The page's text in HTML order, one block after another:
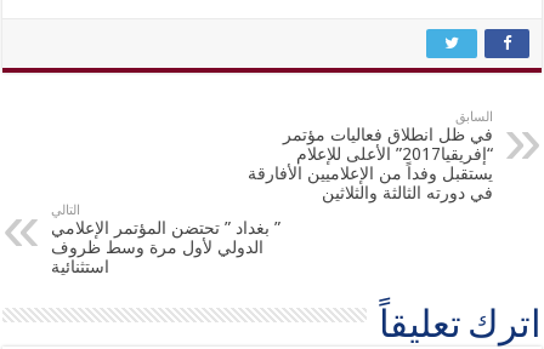
السابق
في ظل انطلاق فعاليات مؤتمر
“إفريقيا2017” الأعلى للإعلام
يستقبل وفداً من الإعلاميين الأفارقة
في دورته الثالثة والثلاثين
التالي
” بغداد ” تحتضن المؤتمر الإعلامي
الدولي لأول مرة وسط ظروف
استثنائية
اترك تعليقاً